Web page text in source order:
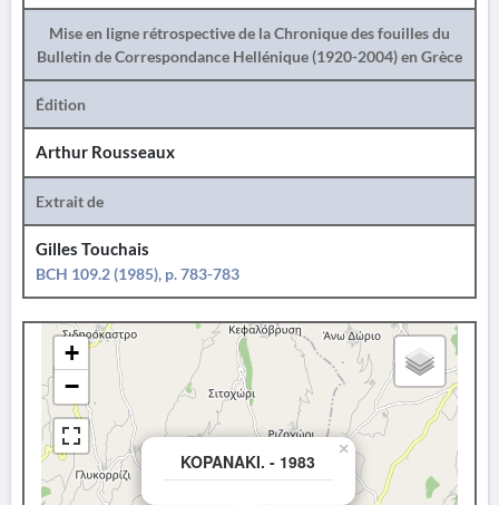
Mise en ligne rétrospective de la Chronique des fouilles du
Bulletin de Correspondance Hellénique (1920-2004) en Grèce
Édition
Arthur Rousseaux
Extrait de
Gilles Touchais
BCH 109.2 (1985), p. 783-783
KOPANAKI. - 1983
×
+
−